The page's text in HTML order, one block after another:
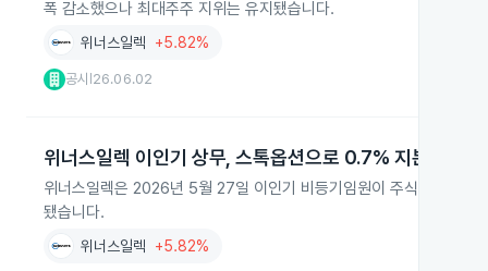
폭 감소했으나 최대주주 지위는 유지됐습니다.
위너스일렉 +5.82%
공시 26.06.02
위너스일렉 이인기 상무, 스톡옵션으로 0.7% 지분 확보
위너스일렉은 2026년 5월 27일 이인기 비등기임원이 주식매수선택
됐습니다.
위너스일렉 +5.82%